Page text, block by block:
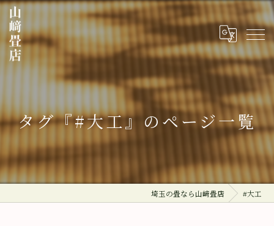
タグ『#大工』のページ一覧
埼玉の畳なら山﨑畳店 #大工